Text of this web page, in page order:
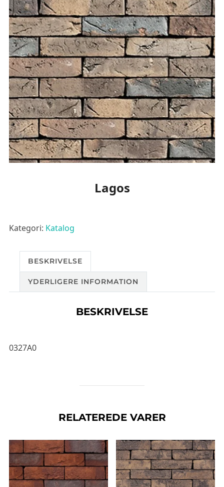
Lagos
Kategori: Katalog
BESKRIVELSE
YDERLIGERE INFORMATION
BESKRIVELSE
0327A0
RELATEREDE VARER